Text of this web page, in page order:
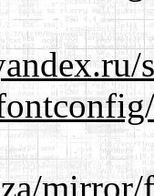
mirror/